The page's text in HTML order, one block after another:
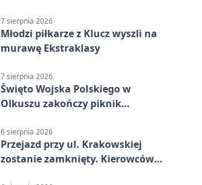
7 sierpnia 2026
Młodzi piłkarze z Klucz wyszli na
murawę Ekstraklasy
7 sierpnia 2026
Święto Wojska Polskiego w
Olkuszu zakończy piknik
6 sierpnia 2026
Przejazd przy ul. Krakowskiej
zostanie zamknięty. Kierowców